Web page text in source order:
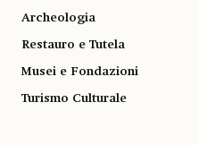
Archeologia
Restauro e Tutela
Musei e Fondazioni
Turismo Culturale